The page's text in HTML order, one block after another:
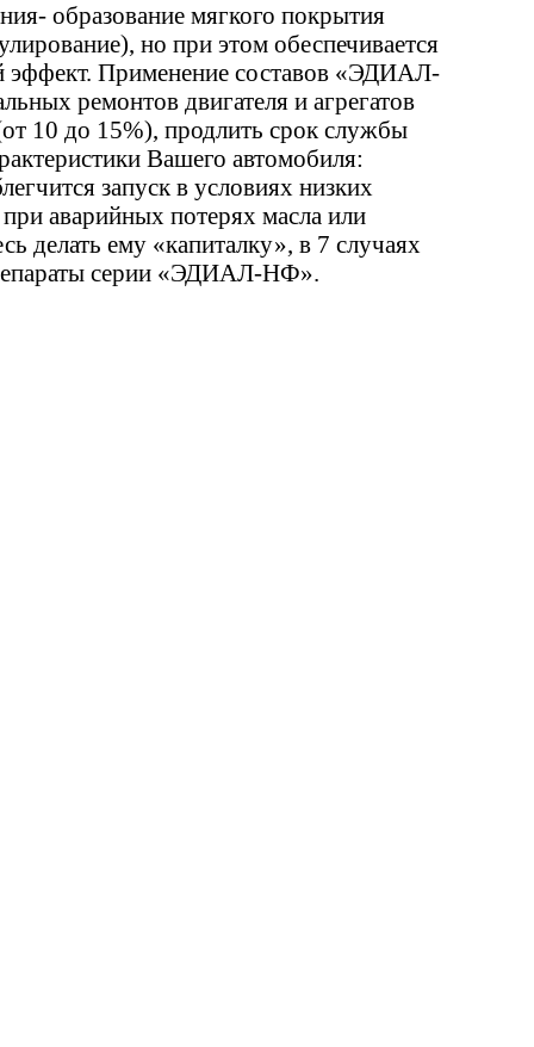
образование мягкого покрытия
но при этом обеспечивается
эффект. Применение составов «ЭДИАЛ-
ремонтов двигателя и агрегатов
(от 10 до 15%), продлить срок службы
Вашего автомобиля:
запуск в условиях низких
аварийных потерях масла или
ему «капиталку», в 7 случаях
серии «ЭДИАЛ-НФ».